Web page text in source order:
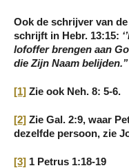
Ook de schrijver van
schrijft in Hebr. 13:15:
lofofferbrengen aan
die Zijn Naam belijden.’’
[1] Zie ook Neh. 8: 5-6.
[2] Zie Gal. 2:9, waar
dezelfde persoon, zie
[3] 1 Petrus 1:18-19